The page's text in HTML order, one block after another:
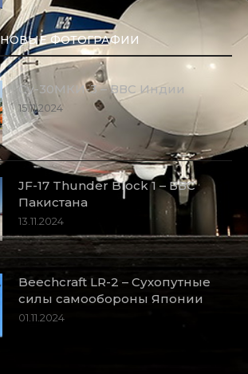
НОВЫЕ ФОТОГРАФИИ
Су-30МКИ-3 – ВВС Индии
15.11.2024
JF-17 Thunder Block 1 – ВВС
Пакистана
13.11.2024
Beechcraft LR-2 – Сухопутные
силы самообороны Японии
01.11.2024